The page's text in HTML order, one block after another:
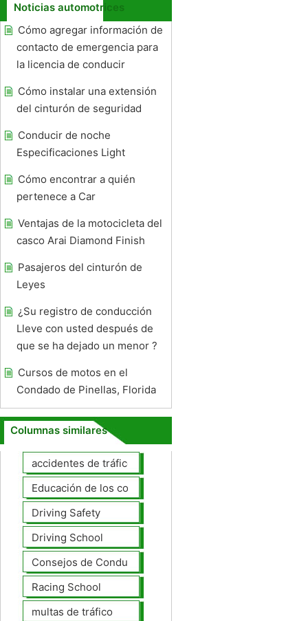
Noticias automotrices
Cómo agregar información de
contacto de emergencia para
la licencia de conducir
Cómo instalar una extensión
del cinturón de seguridad
Conducir de noche
Especificaciones Light
Cómo encontrar a quién
pertenece a Car
Ventajas de la motocicleta del
casco Arai Diamond Finish
Pasajeros del cinturón de
Leyes
¿Su registro de conducción
Lleve con usted después de
que se ha dejado un menor ?
Cursos de motos en el
Condado de Pinellas, Florida
Columnas similares
accidentes de tráfico
Educación de los conductores
Driving Safety
Driving School
Consejos de Conducción
Racing School
multas de tráfico